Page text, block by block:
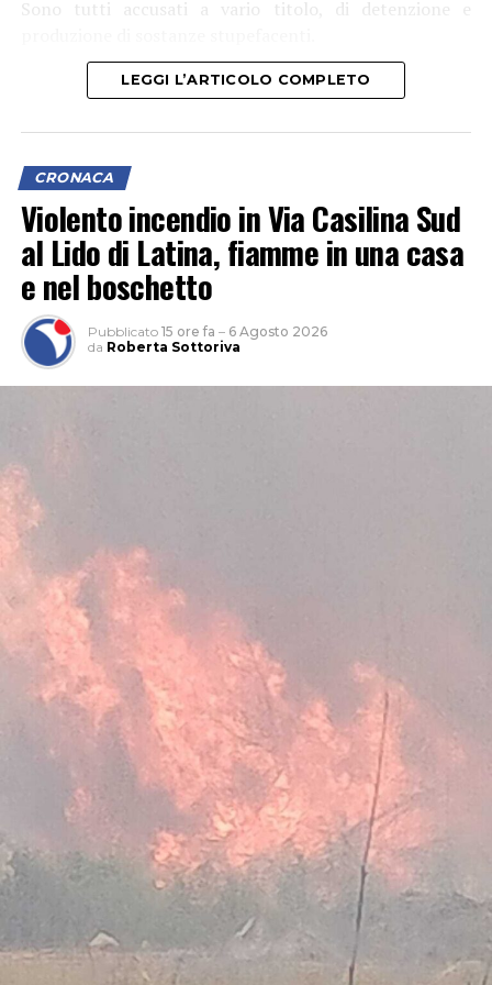
Sono tutti accusati a vario titolo, di detenzione e
L’attività, che si è svolta grazie anche al supporto del 1°
Reggimento Carabinieri Paracadutisti “Tuscania” e del
accertamenti sul territorio.
Nella casa su via del Lido, nel tratto di via Antonio
Pennacchi, i Carabinieri hanno sequestrato 18 involucri
contenenti complessivamente circa 18,2 kg di cocaina,
la somma in contanti di 8.810 euro, una macchina
conta-soldi, due orologi di lusso, vari gioielli e preziosi, 6
smartphone, un computer portatile, fogli manoscritti
riportanti la contabilità dell’attività illecita, una pistola
LEGGI L’ARTICOLO COMPLETO
CRONACA
Violento incendio in Via Casilina Sud
al Lido di Latina, fiamme in una casa
e nel boschetto
Pubblicato 15 ore fa – 6 Agosto 2026
da Roberta Sottoriva